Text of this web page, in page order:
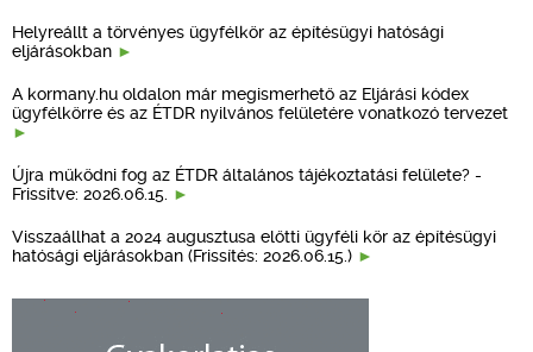
Helyreállt a törvényes ügyfélkör az építésügyi hatósági
eljárásokban
A kormany.hu oldalon már megismerhető az Eljárási kódex
ügyfélkörre és az ÉTDR nyilvános felületére vonatkozó tervezet
Újra működni fog az ÉTDR általános tájékoztatási felülete? -
Frissítve: 2026.06.15.
Visszaállhat a 2024 augusztusa előtti ügyféli kör az építésügyi
hatósági eljárásokban (Frissítés: 2026.06.15.)